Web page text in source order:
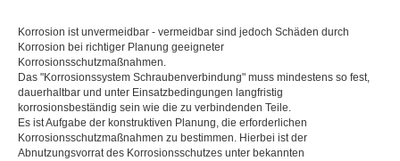
Korrosion ist unvermeidbar - vermeidbar sind jedoch Schäden durch
Korrosion bei richtiger Planung geeigneter
Korrosionsschutzmaßnahmen.
Das "Korrosionssystem Schraubenverbindung" muss mindestens so fest,
dauerhaltbar und unter Einsatzbedingungen langfristig
korrosionsbeständig sein wie die zu verbindenden Teile.
Es ist Aufgabe der konstruktiven Planung, die erforderlichen
Korrosionsschutzmaßnahmen zu bestimmen. Hierbei ist der
Abnutzungsvorrat des Korrosionsschutzes unter bekannten